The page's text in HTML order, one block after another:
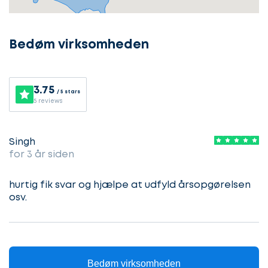
Bedøm virksomheden
3.75 / 5 stars
5 reviews
Singh
for 3 år siden
hurtig fik svar og hjælpe at udfyld årsopgørelsen
osv.
Bedøm virksomheden
i
Vælg
sag
Lad
os
gang
søger